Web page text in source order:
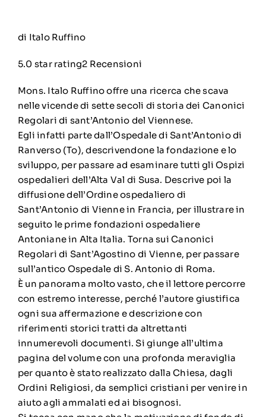
di Italo Ruffino
5.0 star rating2 Recensioni
Mons. Italo Ruffino offre una ricerca che scava
nelle vicende di sette secoli di storia dei Canonici
Regolari di sant’Antonio del Viennese.
Egli infatti parte dall’Ospedale di Sant’Antonio di
Ranverso (To), descrivendone la fondazione e lo
sviluppo, per passare ad esaminare tutti gli Ospizi
ospedalieri dell’Alta Val di Susa. Descrive poi la
diffusione dell’Ordine ospedaliero di
Sant’Antonio di Vienne in Francia, per illustrare in
seguito le prime fondazioni ospedaliere
Antoniane in Alta Italia. Torna sui Canonici
Regolari di Sant’Agostino di Vienne, per passare
sull’antico Ospedale di S. Antonio di Roma.
È un panorama molto vasto, che il lettore percorre
con estremo interesse, perché l’autore giustifica
ogni sua affermazione e descrizione con
riferimenti storici tratti da altrettanti
innumerevoli documenti. Si giunge all’ultima
pagina del volume con una profonda meraviglia
per quanto è stato realizzato dalla Chiesa, dagli
Ordini Religiosi, da semplici cristiani per venire in
aiuto agli ammalati ed ai bisognosi.